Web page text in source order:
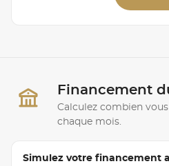
Financement
Calculez combien
chaque mois.
Simulez votre financement